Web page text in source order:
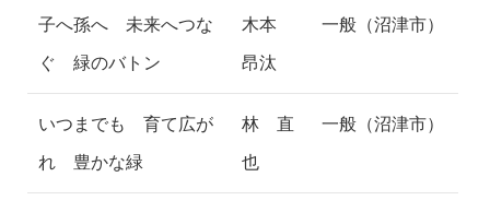
子へ孫へ 未来へつな
ぐ 緑のバトン
木本
昂汰
一般（沼津市）
いつまでも 育て広が
れ 豊かな緑
林 直
也
一般（沼津市）